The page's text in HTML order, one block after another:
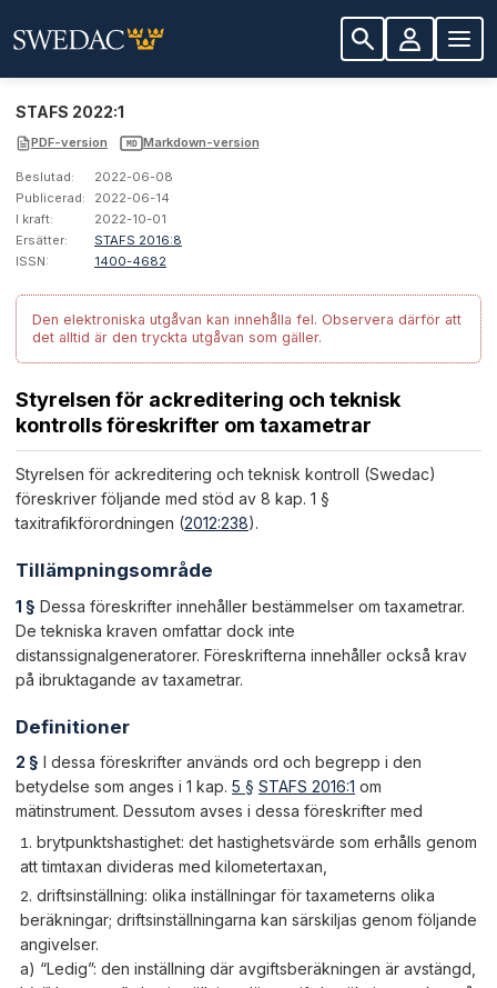
STAFS 2022:1
PDF-version MD Markdown-version
Beslutad:
2022-06-08
Publicerad:
2022-06-14
I kraft:
2022-10-01
Ersätter:
STAFS 2016:8
ISSN:
1400-4682
Den elektroniska utgåvan kan innehålla fel. Observera därför att
det alltid är den tryckta utgåvan som gäller.
Styrelsen för ackreditering och teknisk
kontrolls föreskrifter om taxametrar
Styrelsen för ackreditering och teknisk kontroll (Swedac)
föreskriver följande med stöd av 8 kap. 1 §
taxitrafikförordningen (2012:238).
Tillämpningsområde
1 § Dessa föreskrifter innehåller bestämmelser om taxametrar.
De tekniska kraven omfattar dock inte
distanssignalgeneratorer. Föreskrifterna innehåller också krav
på ibruktagande av taxametrar.
Definitioner
2 § I dessa föreskrifter används ord och begrepp i den
betydelse som anges i 1 kap. 5 § STAFS 2016:1 om
mätinstrument. Dessutom avses i dessa föreskrifter med
brytpunktshastighet: det hastighetsvärde som erhålls genom
att timtaxan divideras med kilometertaxan,
driftsinställning: olika inställningar för taxameterns olika
beräkningar; driftsinställningarna kan särskiljas genom följande
angivelser.
a) “Ledig”: den inställning där avgiftsberäkningen är avstängd,